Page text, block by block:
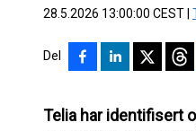
28.5.2026 13:00:00 CEST
Del
Telia har identifisert